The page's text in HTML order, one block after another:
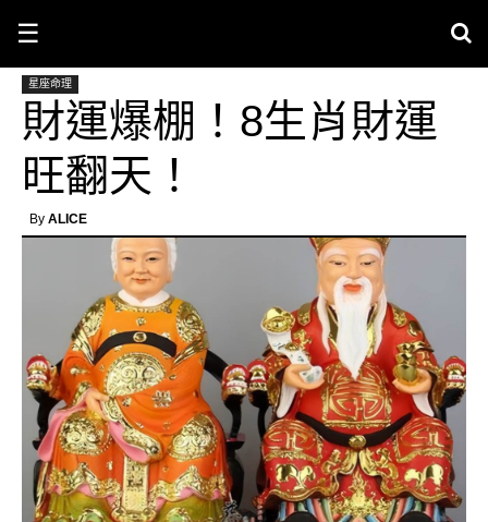
☰
星座命理
財運爆棚！8生肖財運
旺翻天！
By ALICE